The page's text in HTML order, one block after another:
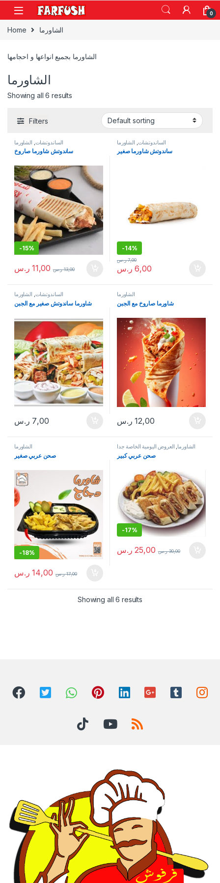
Skip to navigation
Skip to content
0
Home الشاورما
الشاورما بجميع انواعها و احجامها
الشاورما
Showing all 6 results
Filters
الساندوتشات الشاورما
ساندوتش شاورما صاروخ
-15%
11,00 ر.س 13,00 ر.س
الساندوتشات الشاورما
ساندوتش شاورما صغير
-14%
6,00 ر.س
7,00 ر.س
الساندوتشات, الشاورما
شاورما ساندوتش صغير مع الجبن
7,00 ر.س
الشاورما
شاورما صاروخ مع الجبن
12,00 ر.س
الشاورما
صحن عربي صغير
-18%
14,00 ر.س 17,00 ر.س
الشاورما, العروض اليومية الخاصة جدا
صحن عربي كبير
-17%
25,00 ر.س 30,00 ر.س
Showing all 6 results